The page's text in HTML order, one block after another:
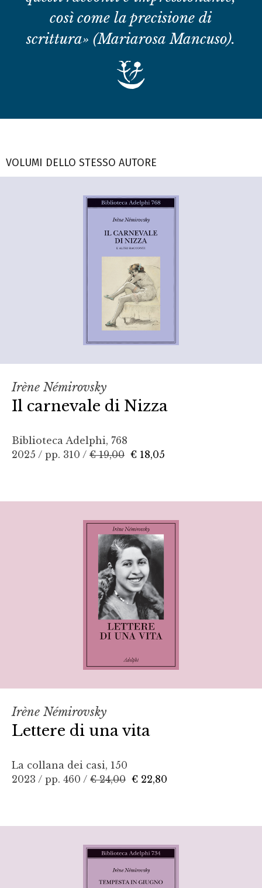
così come la precisione di
scrittura» (Mariarosa Mancuso).
VOLUMI DELLO STESSO AUTORE
Irène Némirovsky
Il carnevale di Nizza
Biblioteca Adelphi, 768
2025 / pp. 310 / € 19,00 € 18,05
Irène Némirovsky
Lettere di una vita
La collana dei casi, 150
2023 / pp. 460 / € 24,00 € 22,80